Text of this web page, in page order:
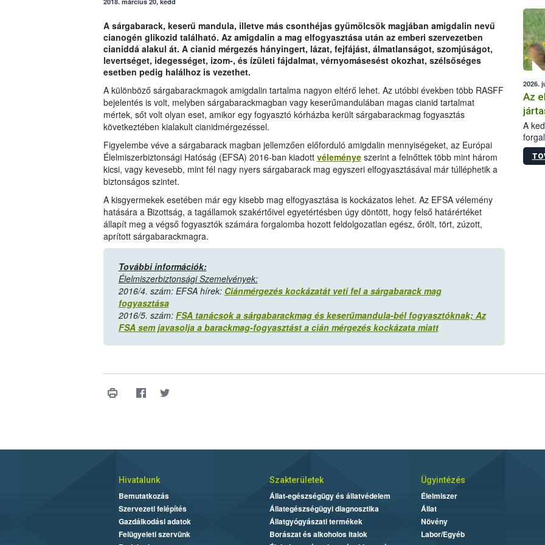
A sárgabarack, keserű mandula, illetve más csonthéjas gyümölcsök magjában amigdalin nevű
cianogén glikozid található. Az amigdalin a mag elfogyasztása után az emberi szervezetben
cianiddá alakul át. A cianid mérgezés hányingert, lázat, fejfájást, álmatlanságot, szomjúságot,
levertséget, idegességet, izom-, és ízületi fájdalmat, vérnyomásesést okozhat, szélsőséges
esetben pedig halálhoz is vezethet.
A különböző sárgabarackmagok amigdalin tartalma nagyon eltérő lehet. Az utóbbi években több RASFF
bejelentés is volt, melyben sárgabarackmagban vagy keserűmandulában magas cianid tartalmat
mértek, sőt volt olyan eset, amikor egy fogyasztó kórházba került sárgabarackmag fogyasztás
következtében kialakult cianidmérgezéssel.
Figyelembe véve a sárgabarack magban jellemzően előforduló amigdalin mennyiségeket, az Európai
Élelmiszerbiztonsági Hatóság (EFSA) 2016-ban kiadott véleményeszerint a felnőttek több mint három
kicsi, vagy kevesebb, mint fél nagy nyers sárgabarack mag egyszeri elfogyasztásával már túlléphetik a
biztonságos szintet.
A kisgyermekek esetében már egy kisebb mag elfogyasztása is kockázatos lehet. Az EFSA vélemény
hatására a Bizottság, a tagállamok szakértőivel egyetértésben úgy döntött, hogy felső határértéket
állapít meg a végső fogyasztók számára forgalomba hozott feldolgozatlan egész, őrölt, tört, zúzott,
aprított sárgabarackmagra.
További információk:
Élelmiszerbiztonsági Szemelvények:
2016/4. szám: EFSA hírek: Ciánmérgezés kockázatát veti fel a sárgabarack mag
fogyasztása
2016/5. szám: FSA tanácsok a sárgabarackmag és keserűmandula-bél fogyasztóknak; Az
FSA sem javasolja a barackmag-fogyasztást a cián mérgezés kockázata miatt
2026.
Az
A
Hivatalunk
Bemutatkozás
Szervezeti felépítés
Gazdálkodási adatok
Felügyeleti szervünk
Szakterületek
Állat-egészségügy és állatvédelem
Állategészségügyi diagnosztika
Állatgyógyászati termékek
Borászat és alkoholos italok
Ügyintézés
Élelmiszer
Állat
Növény
Labor/Egyéb